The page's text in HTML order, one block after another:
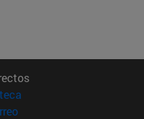
(abre en nueva ventana)